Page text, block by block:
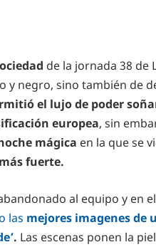
de la jornada 38 de
y negro, sino también de
el lujo de poder
europea, sin
mágica en la que se
fuerte.
al equipo y en
las mejores imagenes de
. Las escenas ponen la